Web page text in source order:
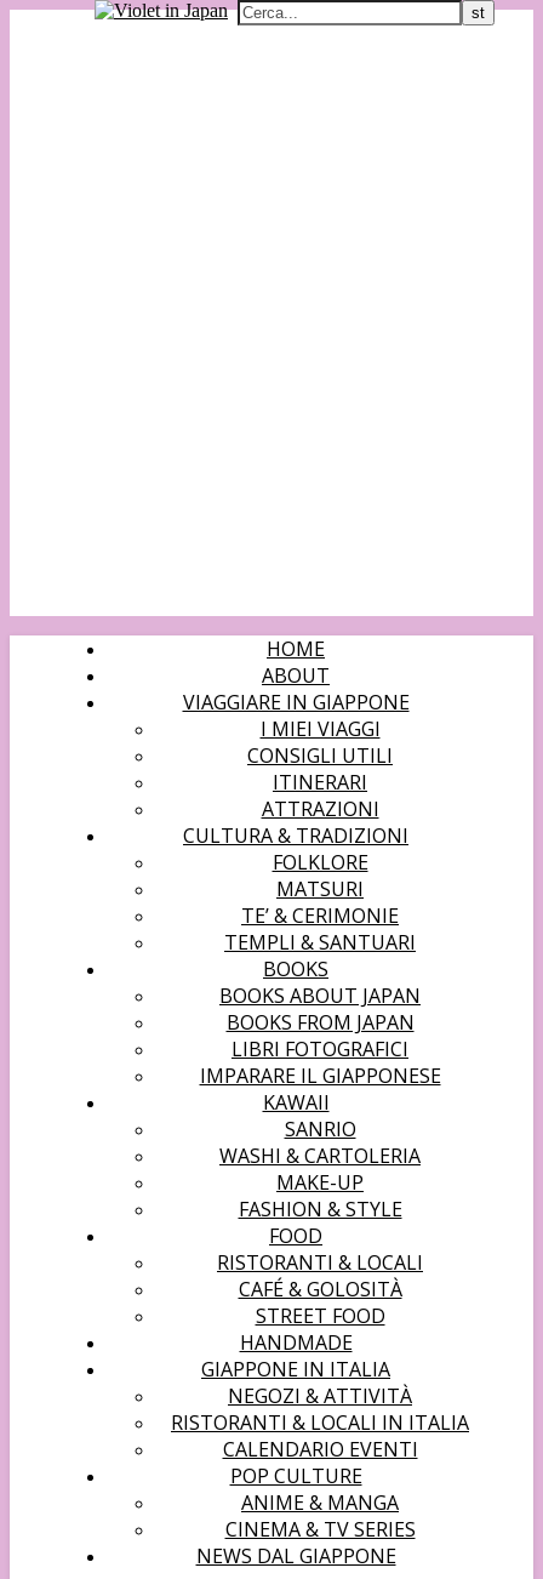
HOME
ABOUT
VIAGGIARE IN GIAPPONE
I MIEI VIAGGI
CONSIGLI UTILI
ITINERARI
ATTRAZIONI
CULTURA & TRADIZIONI
FOLKLORE
MATSURI
TE’ & CERIMONIE
TEMPLI & SANTUARI
BOOKS
BOOKS ABOUT JAPAN
BOOKS FROM JAPAN
LIBRI FOTOGRAFICI
IMPARARE IL GIAPPONESE
KAWAII
SANRIO
WASHI & CARTOLERIA
MAKE-UP
FASHION & STYLE
FOOD
RISTORANTI & LOCALI
CAFÉ & GOLOSITÀ
STREET FOOD
HANDMADE
GIAPPONE IN ITALIA
NEGOZI & ATTIVITÀ
RISTORANTI & LOCALI IN ITALIA
CALENDARIO EVENTI
POP CULTURE
ANIME & MANGA
CINEMA & TV SERIES
NEWS DAL GIAPPONE